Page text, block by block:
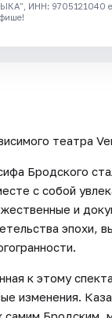
ИНН: 9705121040
театра
Бродского
с собой
и
эпохи,
к этому
изменения.